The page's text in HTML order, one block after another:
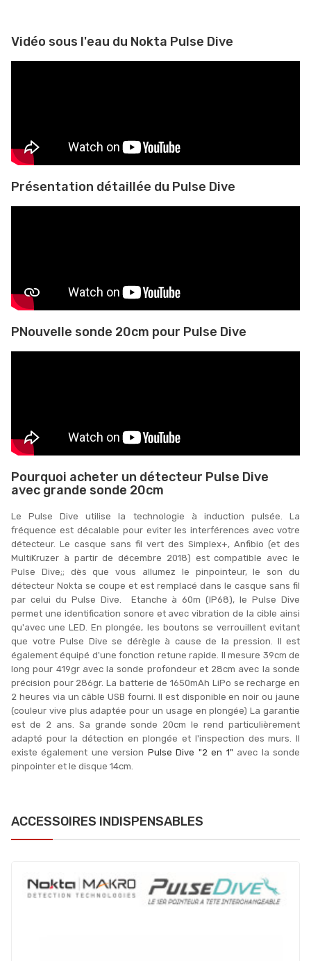
Vidéo sous l'eau du Nokta Pulse Dive
Présentation détaillée du Pulse Dive
PNouvelle sonde 20cm pour Pulse Dive
Pourquoi acheter un détecteur Pulse Dive
avec grande sonde 20cm
Le Pulse Dive utilise la technologie à induction pulsée. La
fréquence est décalable pour eviter les interférences avec votre
détecteur. Le casque sans fil vert des Simplex+, Anfibio (et des
MultiKruzer à partir de décembre 2018) est compatible avec le
Pulse Dive;; dès que vous allumez le pinpointeur, le son du
détecteur Nokta se coupe et est remplacé dans le casque sans fil
par celui du Pulse Dive. Etanche à 60m (IP68), le Pulse Dive
permet une identification sonore et avec vibration de la cible ainsi
qu'avec une LED. En plongée, les boutons se verrouillent evitant
que votre Pulse Dive se dérègle à cause de la pression. Il est
également équipé d'une fonction retune rapide. Il mesure 39cm de
long pour 419gr avec la sonde profondeur et 28cm avec la sonde
précision pour 286gr. La batterie de 1650mAh LiPo se recharge en
2 heures via un câble USB fourni. Il est disponible en noir ou jaune
(couleur vive plus adaptée pour un usage en plongée) La garantie
est de 2 ans. Sa grande sonde 20cm le rend particulièrement
adapté pour la détection en plongée et l'inspection des murs. Il
existe également une version Pulse Dive "2 en 1" avec la sonde
pinpointer et le disque 14cm.
ACCESSOIRES INDISPENSABLES